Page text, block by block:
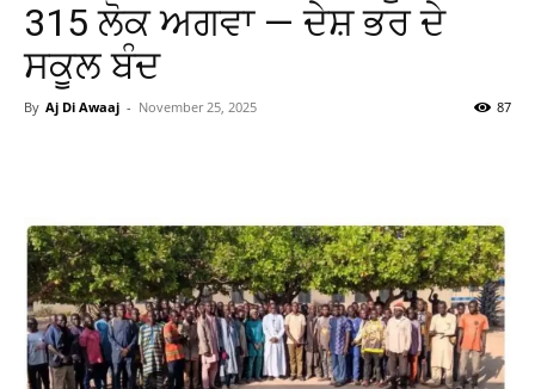
315 ਲੋਕ ਅਗਵਾ — ਦੇਸ਼ ਭਰ ਦੇ
ਸਕੂਲ ਬੰਦ
By Aj Di Awaaj - November 25, 2025 87